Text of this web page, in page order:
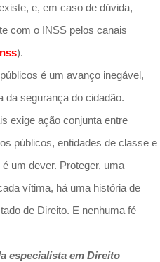
e, em caso de dúvida,
com o INSS pelos canais
).
é um avanço inegável,
da segurança do cidadão.
exige ação conjunta entre
públicos, entidades de classe e
um dever. Proteger, uma
vítima, há uma história de
de Direito. E nenhuma fé
especialista em Direito